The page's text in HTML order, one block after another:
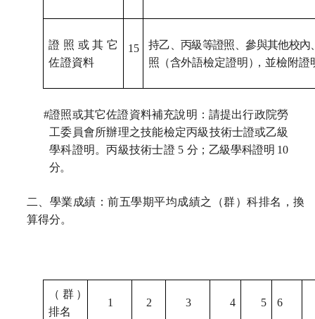
證照或其它
佐證資料
15
持乙、丙級等證照、參與其他校內
照（含外語檢定證明 ） ，並檢附證
#證照或其它佐證資料補充說明：請提出行政院勞
工委員會所辦理之技能檢定丙級技術士證或乙級
學科證明。丙級技術士證 5 分；乙級學科證明 10
分。
二、學業成績：前五學期平均成績之（群）科排名，換
算得分。
（群）
排名
1 2 3 4 5 6